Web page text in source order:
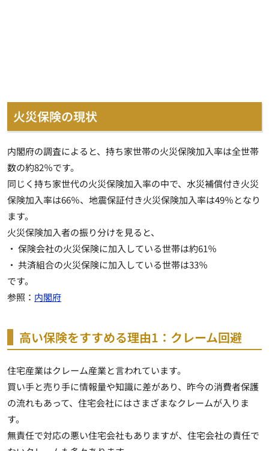
火災保険の現状
内閣府の調査によると、持ち家世帯の火災保険加入率は全世帯
数の約82％です。
同じく持ち家世代の火災保険加入率の中で、水災補償付き火災
保険加入率は66％、地震保証付き火災保険加入率は49％となり
ます。
火災保険加入者の振り分けを見ると、
・ 保険会社の火災保険に加入している世帯は約61％
・ 共済組合の火災保険に加入している世帯は33％
です。
参照： 内閣府
高い保険をすすめる理由1：クレーム回避
住宅産業はクレーム産業と言われています。
買い手と売り手に情報量や知識に差があり、昨今の消費者保護
の流れもあって、住宅会社にはさまざまなクレームが入りま
す。
無責任で対応の悪い住宅会社もありますが、住宅会社の責任で